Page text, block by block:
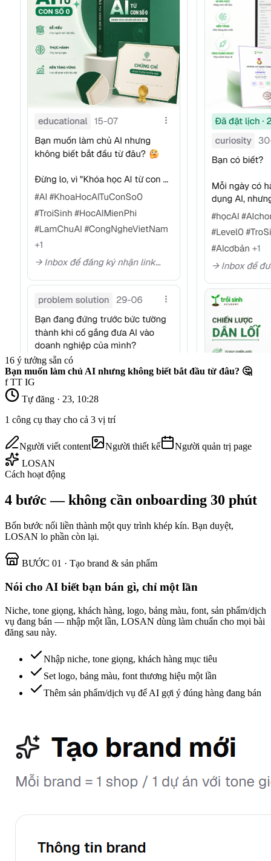
16 ý tưởng sẵn có
Bạn muốn làm chủ AI nhưng không biết bắt đầu từ đâu? 🤔
f TT IG
Tự đăng · 23, 10:28
1 công cụ thay cho cả 3 vị trí
Người viết content Người thiết kế
Người quản trị page
LOSAN
Cách hoạt động
4 bước — không cần onboarding 30 phút
Bốn bước nối liền thành một quy trình khép kín. Bạn duyệt,
LOSAN lo phần còn lại.
BƯỚC 01 · Tạo brand & sản phẩm
Nói cho AI biết bạn bán gì, chỉ một lần
Niche, tone giọng, khách hàng, logo, bảng màu, font, sản phẩm/dịch
vụ đang bán — nhập một lần, LOSAN dùng làm chuẩn cho mọi bài
đăng sau này.
Nhập niche, tone giọng, khách hàng mục tiêu
Set logo, bảng màu, font thương hiệu một lần
Thêm sản phẩm/dịch vụ để AI gợi ý đúng hàng đang bán